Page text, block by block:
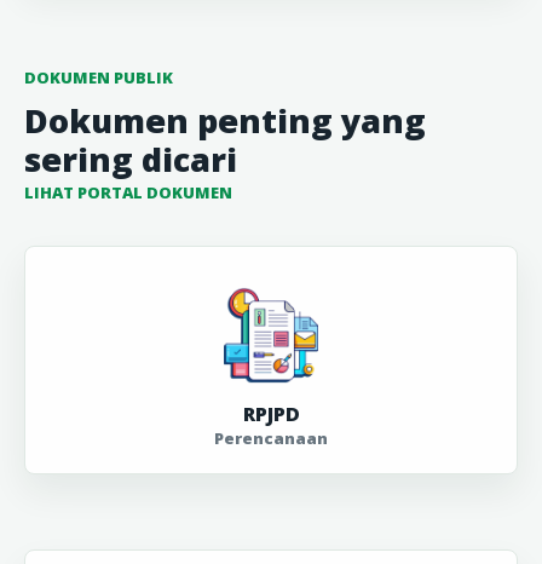
DOKUMEN PUBLIK
Dokumen penting yang
sering dicari
LIHAT PORTAL DOKUMEN
RPJPD
Perencanaan